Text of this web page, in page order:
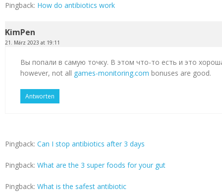
Pingback: How do antibiotics work
KimPen
21. März 2023 at 19:11
Вы попали в самую точку. В этом что-то есть и это
however, not all games-monitoring.com bonuses are good.
Antworten
Pingback: Can I stop antibiotics after 3 days
Pingback: What are the 3 super foods for your gut
Pingback: What is the safest antibiotic